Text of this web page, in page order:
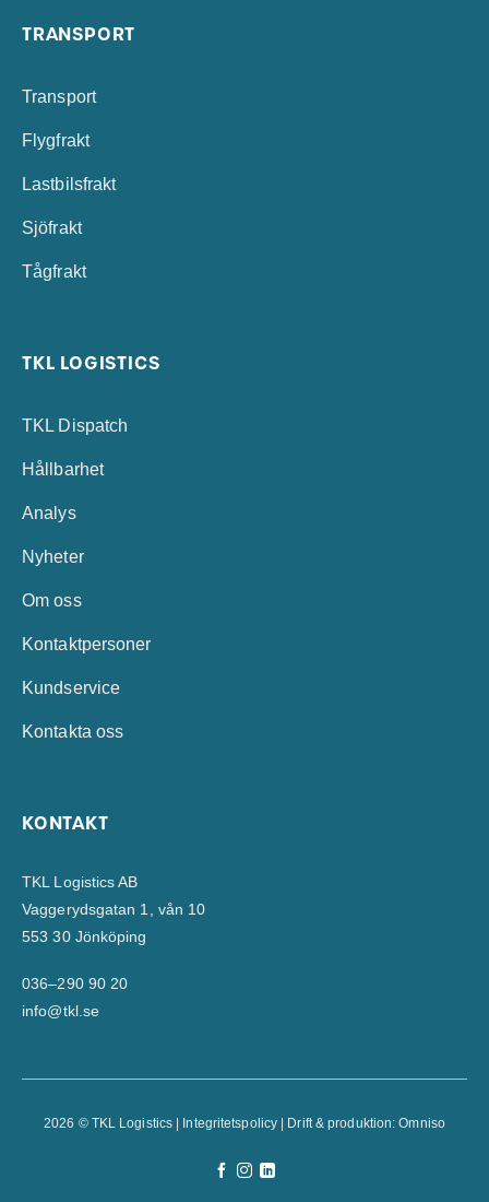
TRANSPORT
Transport
Flygfrakt
Lastbilsfrakt
Sjöfrakt
Tågfrakt
TKL LOGISTICS
TKL Dispatch
Hållbarhet
Analys
Nyheter
Om oss
Kontaktpersoner
Kundservice
Kontakta oss
KONTAKT
TKL Logistics AB
Vaggerydsgatan 1, vån 10
553 30 Jönköping
036–290 90 20
info@tkl.se
2026 © TKL Logistics | Integritetspolicy | Drift & produktion:Omniso